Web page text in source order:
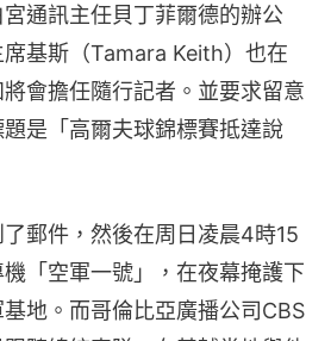
通訊主任貝丁菲爾德的辦公
基斯（Tamara Keith）也在
會擔任隨行記者。並要求留意
是「高爾夫球錦標賽抵達說
郵件，然後在周日凌晨4時15
「空軍一號」，在夜幕掩護下
地。而哥倫比亞廣播公司CBS